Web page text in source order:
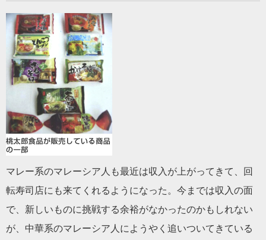
マレー系のマレーシア人も最近は収入が上がってきて、回
転寿司店にも来てくれるようになった。今までは収入の面
で、新しいものに挑戦する余裕がなかったのかもしれない
が、中華系のマレーシア人にようやく追いついてきている